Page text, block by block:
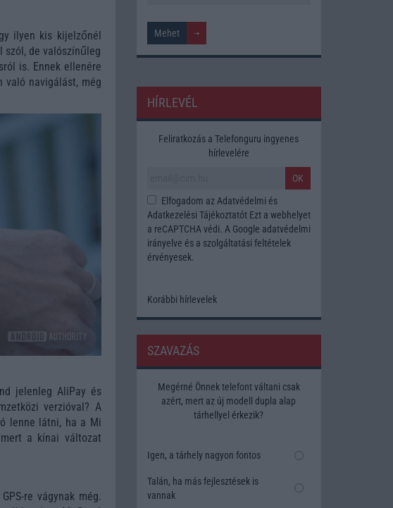
ilyen kis kijelzőnél
szól, de valószínűleg
is. Ennek ellenére
való navigálást, még
jelenleg AliPay és
verzióval? A
lenne látni, ha a Mi
a kínai változat
re vágynak még.
HÍRLEVÉL
Feliratkozás a Telefonguru ingyenes
hírlevelére
OK
Elfogadom az Adatvédelmi és
Adatkezelési TájékoztatótEzt a webhelyet
a reCAPTCHA védi. A Google adatvédelmi
irányelve és a szolgáltatási feltételek
érvényesek.
Korábbi hírlevelek
SZAVAZÁS
Megérné Önnek telefont váltani csak
azért, mert az új modell dupla alap
tárhellyel érkezik?
Igen, a tárhely nagyon fontos
Talán, ha más fejlesztések is
vannak